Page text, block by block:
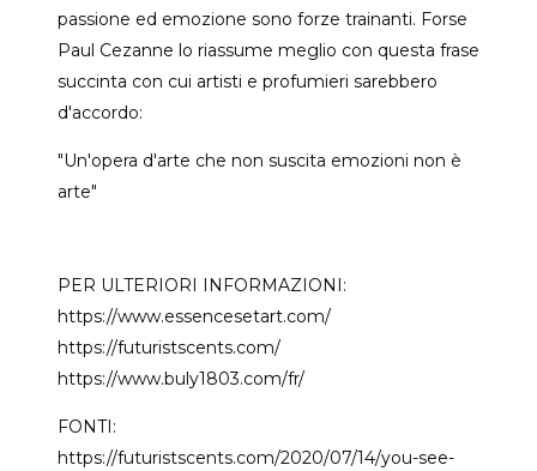
passione ed emozione sono forze trainanti. Forse
Paul Cezanne lo riassume meglio con questa frase
succinta con cui artisti e profumieri sarebbero
d'accordo:
"Un'opera d'arte che non suscita emozioni non è
arte"
PER ULTERIORI INFORMAZIONI:
https://www.essencesetart.com/
https://futuristscents.com/
https://www.buly1803.com/fr/
FONTI:
https://futuristscents.com/2020/07/14/you-see-